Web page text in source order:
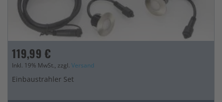
119,99 €
Inkl. 19% MwSt., zzgl. Versand
Einbaustrahler Set